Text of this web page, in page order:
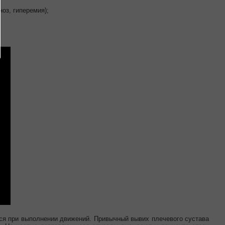
гиперемия);
при выполнении движений. Привычный вывих плечевого сустава